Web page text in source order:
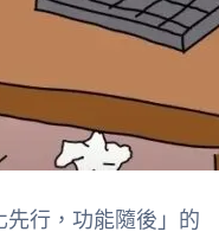
先行，功能隨後」的